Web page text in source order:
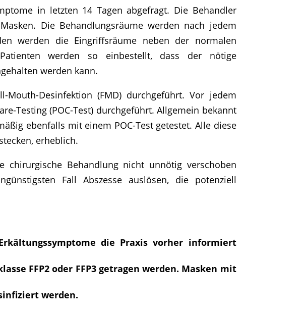
in letzten 14 Tagen abgefragt. Die Behandler
Die Behandlungsräume werden nach jedem
werden die Eingriffsräume neben der normalen
werden so einbestellt, dass der nötige
werden kann.
Desinfektion (FMD) durchgeführt. Vor jedem
Testing (POC-Test) durchgeführt. Allgemein bekannt
ebenfalls mit einem POC-Test getestet. Alle diese
erheblich.
chirurgische Behandlung nicht unnötig verschoben
Fall Abszesse auslösen, die potenziell
die Praxis vorher informiert
FFP2 oder FFP3 getragen werden. Masken mit
werden.